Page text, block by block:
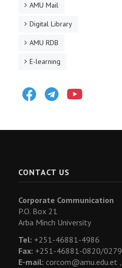
AMU Mail
Digital Library
AMU RDB
E-learning
FacebookTelegram
CONTACT US
Corporate Communication
P.O. Box 21
Arba Minch University
Tel: +251-46881-4986
Fax: +251-46881-0820/0279
E-mail: corcom@amu.edu.et ,